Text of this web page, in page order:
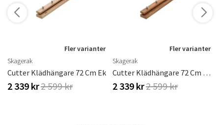
Fler varianter
Skagerak
Cutter Klädhängare 72 Cm Ek
2 339 kr2 599 kr
Fler varianter
Skagerak
Cutter Klädhängare 72 Cm Teak
2 339 kr2 599 kr